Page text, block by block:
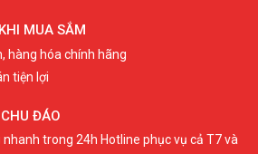
MUA SẮM
hàng hóa chính hãng
tiện lợi
ĐÁO
nhanh trong 24h Hotline phục vụ cả T7 và